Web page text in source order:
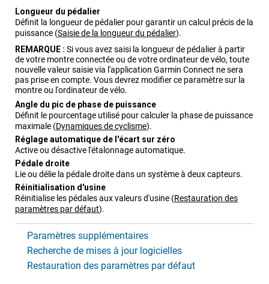
Longueur du pédalier
Définit la longueur de pédalier pour garantir un calcul précis de la
puissance (Saisie de la longueur du pédalier).
REMARQUE : Si vous avez saisi la longueur de pédalier à partir
de votre montre connectée ou de votre ordinateur de vélo, toute
nouvelle valeur saisie via l'application Garmin Connect ne sera
pas prise en compte. Vous devrez modifier ce paramètre sur la
montre ou l'ordinateur de vélo.
Angle du pic de phase de puissance
Définit le pourcentage utilisé pour calculer la phase de puissance
maximale (Dynamiques de cyclisme).
Réglage automatique de l'écart sur zéro
Active ou désactive l'étalonnage automatique.
Pédale droite
Lie ou délie la pédale droite dans un système à deux capteurs.
Réinitialisation d'usine
Réinitialise les pédales aux valeurs d'usine (Restauration des
paramètres par défaut).
Paramètres supplémentaires
Recherche de mises à jour logicielles
Restauration des paramètres par défaut